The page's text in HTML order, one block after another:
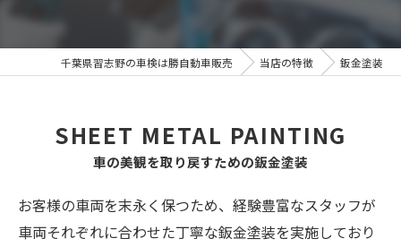
千葉県習志野の車検は勝自動車販売 当店の特徴 鈑金塗装
車の美観を取り戻すための鈑金塗装
SHEET METAL PAINTING
お客様の車両を末永く保つため、経験豊富なスタッフが
車両それぞれに合わせた丁寧な鈑金塗装を実施しており